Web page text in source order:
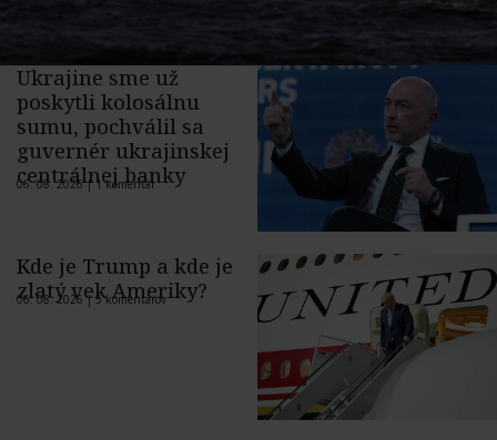
Ukrajine sme už
poskytli kolosálnu
sumu, pochválil sa
guvernér ukrajinskej
centrálnej banky
06. 08. 2026 |1 komentár
Kde je Trump a kde je
zlatý vek Ameriky?
06. 08. 2026 |5 komentárov